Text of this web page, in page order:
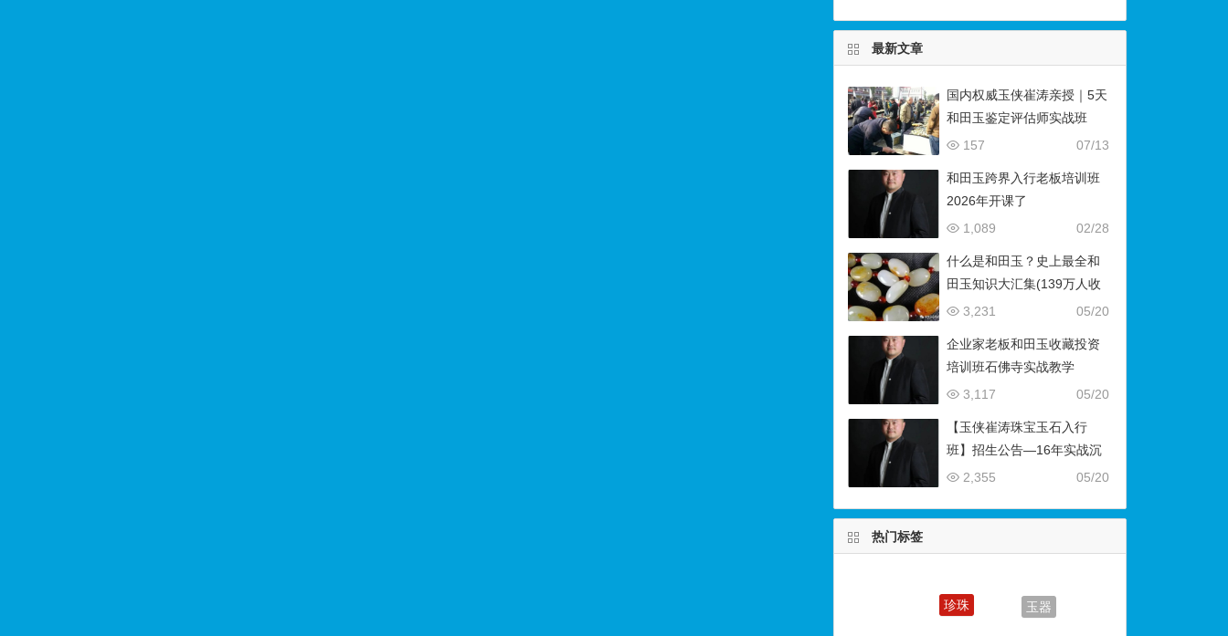
最新文章
国内权威玉侠崔涛亲授｜5天
和田玉鉴定评估师实战班
（石佛寺9月开班）
07/13
157
和田玉跨界入行老板培训班
2026年开课了
02/28
1,089
什么是和田玉？史上最全和
田玉知识大汇集(139万人收
藏）
05/20
3,231
企业家老板和田玉收藏投资
培训班石佛寺实战教学
05/20
3,117
【玉侠崔涛珠宝玉石入行
班】招生公告—16年实战沉
淀，助你叩开财富与传承之
05/20
2,355
热门标签
玉器
珍珠